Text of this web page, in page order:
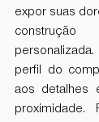
expor suas
perfil do
aos detalhes
proximidade.